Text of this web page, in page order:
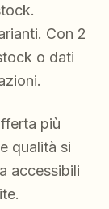
Con 2
o dati
più
qualità si
accessibili